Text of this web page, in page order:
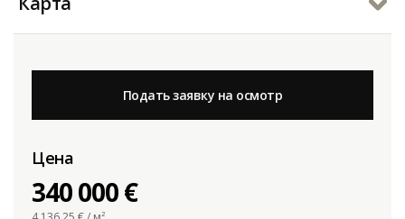
Подать заявку на осмотр
Цена
340 000 €